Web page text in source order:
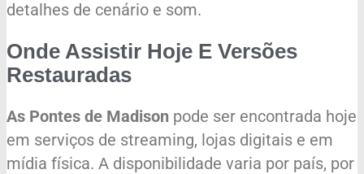
detalhes de cenário e som.
Onde Assistir Hoje E Versões
Restauradas
As Pontes de Madison pode ser encontrada hoje
em serviços de streaming, lojas digitais e em
mídia física. A disponibilidade varia por país, por